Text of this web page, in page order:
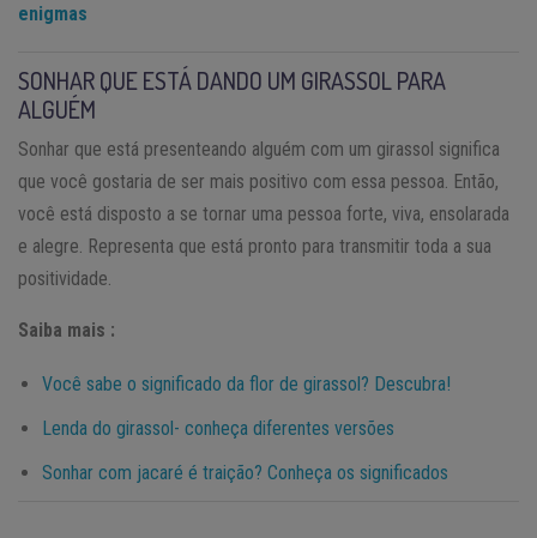
enigmas
SONHAR QUE ESTÁ DANDO UM GIRASSOL PARA
ALGUÉM
Sonhar que está presenteando alguém com um girassol significa
que você gostaria de ser mais positivo com essa pessoa. Então,
você está disposto a se tornar uma pessoa forte, viva, ensolarada
e alegre. Representa que está pronto para transmitir toda a sua
positividade.
Saiba mais :
Você sabe o significado da flor de girassol? Descubra!
Lenda do girassol- conheça diferentes versões
Sonhar com jacaré é traição? Conheça os significados